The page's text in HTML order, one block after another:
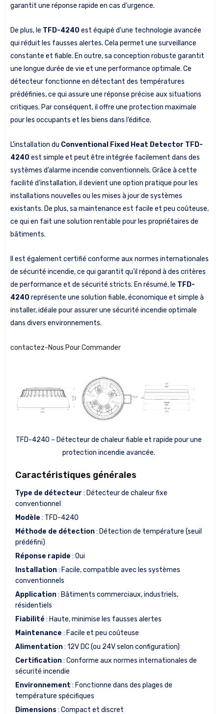
garantit une réponse rapide en cas d’urgence.
De plus, le TFD-4240 est équipé d’une technologie avancée
qui réduit les fausses alertes. Cela permet une surveillance
constante et fiable. En outre, sa conception robuste garantit
une longue durée de vie et une performance optimale. Ce
détecteur fonctionne en détectant des températures
prédéfinies, ce qui assure une réponse précise aux situations
critiques. Par conséquent, il offre une protection maximale
pour les occupants et les biens dans l’édifice.
L’installation du Conventional Fixed Heat Detector TFD-
4240 est simple et peut être intégrée facilement dans des
systèmes d’alarme incendie conventionnels. Grâce à cette
facilité d’installation, il devient une option pratique pour les
installations nouvelles ou les mises à jour de systèmes
existants. De plus, sa maintenance est facile et peu coûteuse,
ce qui en fait une solution rentable pour les propriétaires de
bâtiments.
Il est également certifié conforme aux normes internationales
de sécurité incendie, ce qui garantit qu’il répond à des critères
de performance et de sécurité stricts. En résumé, le TFD-
4240 représente une solution fiable, économique et simple à
installer, idéale pour assurer une sécurité incendie optimale
dans divers environnements.
contactez-Nous Pour Commander
TFD-4240 – Détecteur de chaleur fiable et rapide pour une
protection incendie avancée.
Caractéristiques générales
Type de détecteur : Détecteur de chaleur fixe
conventionnel
Modèle : TFD-4240
Méthode de détection: Détection de température (seuil
prédéfini)
Réponse rapide : Oui
Installation: Facile, compatible avec les systèmes
conventionnels
Application: Bâtiments commerciaux, industriels,
résidentiels
Fiabilité : Haute, minimise les fausses alertes
Maintenance : Facile et peu coûteuse
Alimentation: 12V DC (ou 24V selon configuration)
Certification: Conforme aux normes internationales de
sécurité incendie
Environnement : Fonctionne dans des plages de
température spécifiques
Dimensions : Compact et discret